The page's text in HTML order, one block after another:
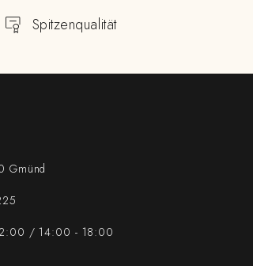
Spitzenqualität
Gmünd
/ 14:00 - 18:00